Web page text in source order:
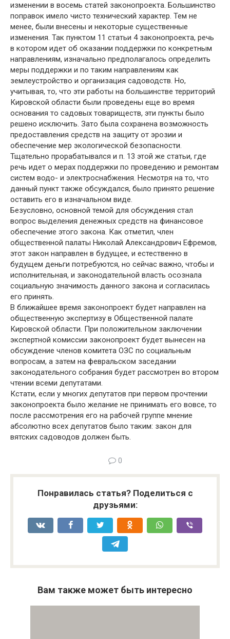
изменении в восемь статей законопроекта. Большинство
поправок имело чисто технический характер. Тем не
менее, были внесены и некоторые существенные
изменения. Так пунктом 11 статьи 4 законопроекта, речь
в котором идет об оказании поддержки по конкретным
направлениям, изначально предполагалось определить
меры поддержки и по таким направлениям как
землеустройство и организация садоводств. Но,
учитывая, то, что эти работы на большинстве территорий
Кировской области были проведены еще во время
основания то садовых товариществ, эти пункты было
решено исключить. Зато была сохранена возможность
предоставления средств на защиту от эрозии и
обеспечение мер экологической безопасности.
Тщательно прорабатывался и п. 13 этой же статьи, где
речь идет о мерах поддержки по проведению и ремонтам
систем водо- и электроснабжения. Несмотря на то, что
данный пункт также обсуждался, было принято решение
оставить его в изначальном виде.
Безусловно, основной темой для обсуждения стал
вопрос выделения денежных средств на финансовое
обеспечение этого закона. Как отметил, член
общественной палаты Николай Александрович Ефремов,
этот закон направлен в будущее, и естественно в
будущем деньги потребуются, но сейчас важно, чтобы и
исполнительная, и законодательной власть осознала
социальную значимость данного закона и согласилась
его принять.
В ближайшее время законопроект будет направлен на
общественную экспертизу в Общественной палате
Кировской области. При положительном заключении
экспертной комиссии законопроект будет вынесен на
обсуждение членов комитета ОЗС по социальным
вопросам, а затем на февральском заседании
законодательного собрания будет рассмотрен во втором
чтении всеми депутатами.
Кстати, если у многих депутатов при первом прочтении
законопроекта было желание не принимать его вовсе, то
после рассмотрения его на рабочей группе мнение
абсолютно всех депутатов было таким: закон для
вятских садоводов должен быть.
0
Понравилась статья? Поделиться с
друзьями:
Вам также может быть интересно